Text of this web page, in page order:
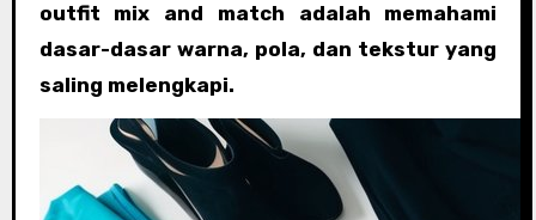
outfit mix and match adalah memahami
dasar-dasar warna, pola, dan tekstur yang
saling melengkapi.